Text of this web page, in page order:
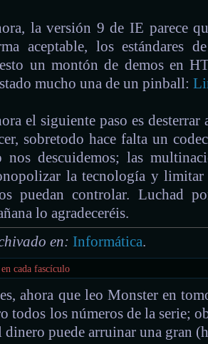
la versión 9 de IE parece
aceptable, los estándares
un montón de demos en
mucho una de un pinball:
el siguiente paso es
sobretodo hace falta un
nos descuidemos; las
la tecnología y
puedan controlar. Luchad
lo agradeceréis.
en: Informática.
cada fascículo
ahora que leo Monster en
todos los números de la serie;
dinero puede arruinar una gran